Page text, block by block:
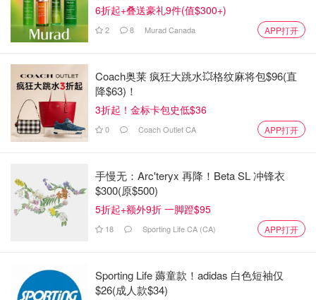
Adelaide West，以其治疗水路而闻名，包括一个温暖的死
海盐池、热泻盐池、冷水池、桉树蒸汽室和红外线桑拿，仅
限女性使用的水疗中心。
地址：497 King St. E
Hammam Spa
6折起+叠送豪礼9件(值$300+)
2 8 Murad Canada APP打开
Coach奥莱 疯狂大跳水💥格纹麻将包$96(直
降$63)！
3折起！金标卡包史低$36
0 Coach Outlet CA APP打开
手慢无：Arc'teryx 再降！Beta SL 冲锋衣
$300(原$500)
5折起+额外9折 一脚蹬$95
18 Sporting Life CA (CA) APP打开
Sporting Life 薅童款！adidas 白色短袖仅
$26(成人款$34)